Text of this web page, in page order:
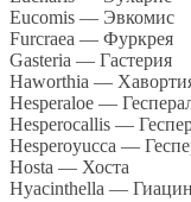
Eucomis — Эвкомис
Furcraea — Фуркрея
Gasteria — Гастерия
Haworthia —
Hesperaloe —
Hesperocallis —
Hesperoyucca —
Hosta — Хоста
Hyacinthella —